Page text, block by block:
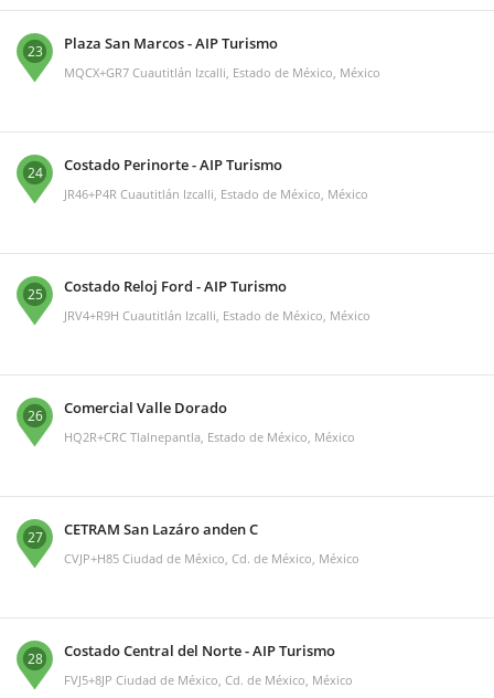
23 Plaza San Marcos - AIP Turismo
MQCX+GR7 Cuautitlán Izcalli, Estado de México, México
24 Costado Perinorte - AIP Turismo
JR46+P4R Cuautitlán Izcalli, Estado de México, México
25 Costado Reloj Ford - AIP Turismo
JRV4+R9H Cuautitlán Izcalli, Estado de México, México
26 Comercial Valle Dorado
HQ2R+CRC Tlalnepantla, Estado de México, México
27 CETRAM San Lazáro anden C
CVJP+H85 Ciudad de México, Cd. de México, México
28 Costado Central del Norte - AIP Turismo
FVJ5+8JP Ciudad de México, Cd. de México, México